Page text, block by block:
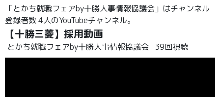
「とかち就職フェアby十勝人事情報協議会」はチャンネル
登録者数 4人のYouTubeチャンネル。
【十勝三菱】採用動画
とかち就職フェアby十勝人事情報協議会 39回視聴